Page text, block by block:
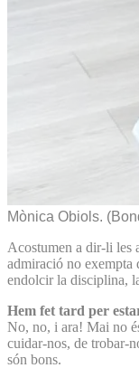
Mònica Obiols.
Acostumen a dir-li les
admiració no exempta
endolcir la disciplina,
Hem fet tard per
No, no, i ara! Mai no
cuidar-nos, de trobar-
són bons.